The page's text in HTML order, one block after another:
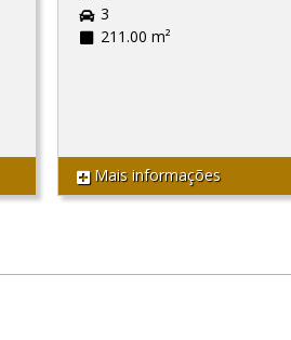
3
211.00 m²
Mais informações